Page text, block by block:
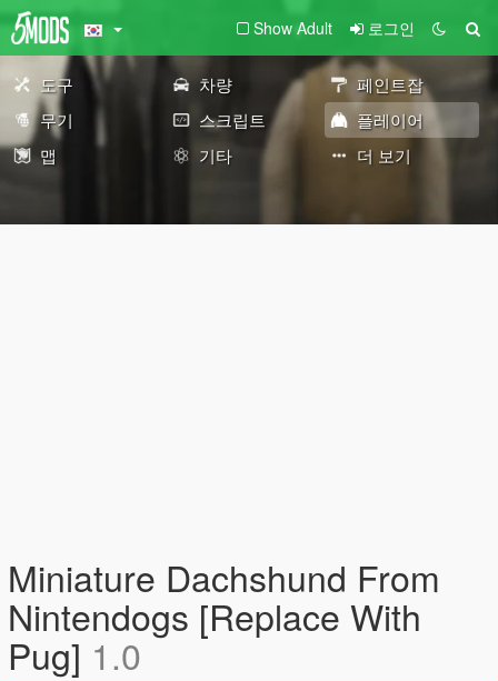
Show Adult 로그인
도구 차량
페인트잡
무기
스크립트
플레이어
맵
기타 더 보기
Miniature Dachshund From
Nintendogs [Replace With
Pug] 1.0